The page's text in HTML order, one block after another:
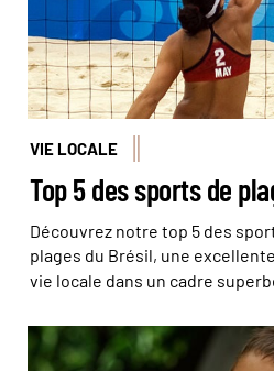
VIE LOCALE
Top 5 des sports de
Découvrez notre top 5 des
plages du Brésil, une
vie locale dans un cadre
© Antoine Lorgnier